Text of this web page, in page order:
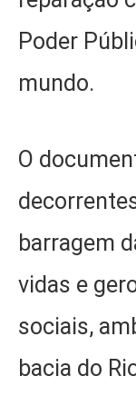
Poder
mundo.
O
barragem
vidas e
sociais,
bacia do